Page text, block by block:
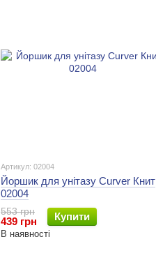
Артикул: 02004
Йоршик для унітазу Curver Книт
02004
553 грн
439 грн Купити
В наявності